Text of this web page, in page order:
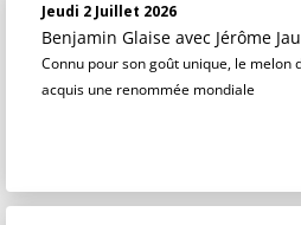
Jeudi 2 Juillet 2026
Benjamin Glaise avec Jérôme
Connu pour son goût unique, le melon
acquis une renommée mondiale